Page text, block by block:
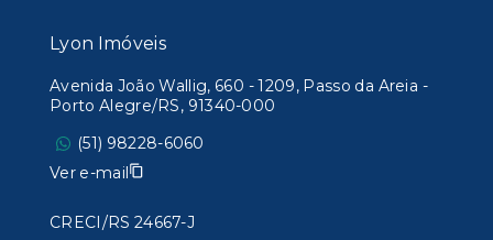
Lyon Imóveis
Avenida João Wallig, 660 - 1209, Passo da Areia -
Porto Alegre/RS, 91340-000
(51) 98228-6060
Ver e-mail
CRECI/RS 24667-J